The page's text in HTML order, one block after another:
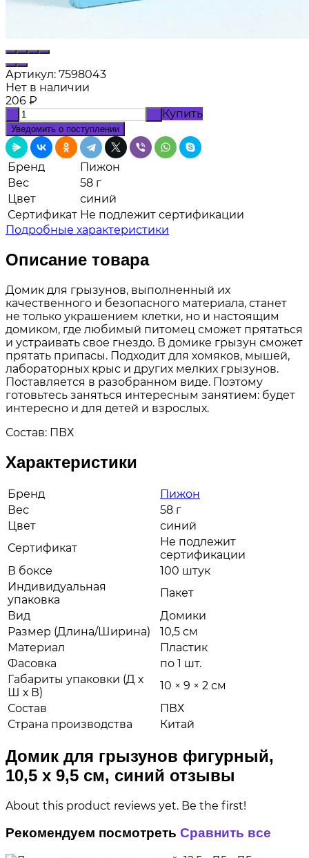
Артикул: 7598043
Нет в наличии
206 ₽
Купить
Уведомить о поступлении
Бренд
Пижон
Вес
58 г
Цвет
синий
Сертификат Не подлежит сертификации
Подробные характеристики
Описание товара
Домик для грызунов, выполненный их
качественного и безопасного материала, станет
не только украшением клетки, но и настоящим
домиком, где любимый питомец сможет прятаться
и устраивать свое гнездо. В домике грызун сможет
прятать припасы. Подходит для хомяков, мышей,
лабораторных крыс и других мелких грызунов.
Поставляется в разобранном виде. Поэтому
готовьтесь заняться интересным занятием: будет
интересно и для детей и взрослых.
Состав: ПВХ
Характеристики
Бренд
Пижон
Вес
58 г
Цвет
синий
Сертификат
Не подлежит
сертификации
В боксе
100 штук
Индивидуальная
упаковка
Пакет
Вид
Домики
Размер (Длина/Ширина)
10,5 см
Материал
Пластик
Фасовка
по 1 шт.
Габариты упаковки (Д х
Ш х В)
10 × 9 × 2 см
Состав
ПВХ
Страна производства
Китай
Домик для грызунов фигурный,
10,5 х 9,5 см, синий отзывы
About this product reviews yet. Be the first!
Рекомендуем посмотреть Сравнить все